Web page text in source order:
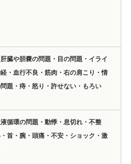
肝臓や胆嚢の問題・目の問題・イライ
・血行不良・筋肉・右の肩こり・情
題・痔・怒り・許せない・もろい
液循環の問題・動悸・息切れ・不整
首・腕・頭痛・不安・ショック・激